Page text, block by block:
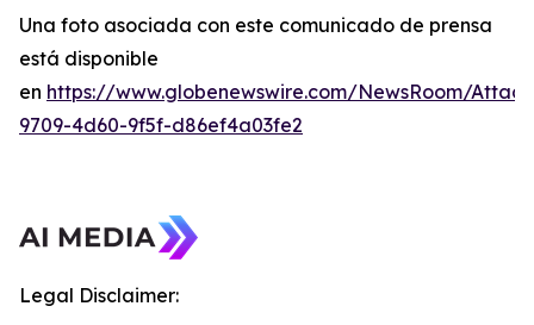
Una foto asociada con este comunicado de prensa
está disponible
en https://www.globenewswire.com/NewsRoom/
9709-4d60-9f5f-d86ef4a03fe2
Legal Disclaimer: